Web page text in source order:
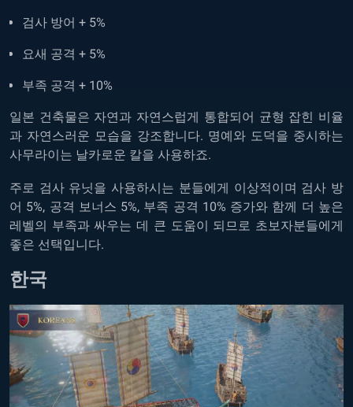
검사 방어 + 5%
요새 공격 + 5%
부족 공격 + 10%
일본 건축물은 자연과 자연스럽게 통합되어 균형 잡힌 비율
과 자연스러운 모습을 강조합니다. 명예와 도덕을 중시하는
사무라이는 날카로운 칼을 사용하죠.
주로 검사 유닛을 사용하시는 분들에게 이상적이며 검사 방
어 5%, 공격 보너스 5%, 부족 공격 10% 증가와 함께 더 높은
레벨의 부족과 싸우는 데 큰 도움이 되므로 초보자분들에게
좋은 선택입니다.
한국